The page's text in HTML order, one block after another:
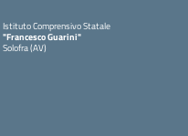
Istituto Comprensivo Statale
"Francesco Guarini"
Solofra (AV)